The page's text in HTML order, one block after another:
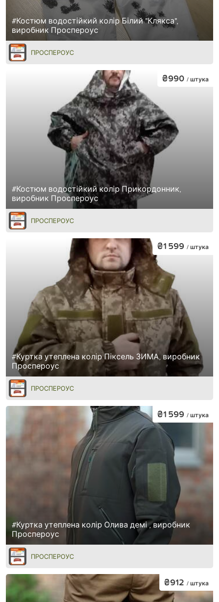
#Костюм водостійкий колір Білий "Клякса",
виробник Проспероус
ПРОСПЕРОУС
#Костюм водостійкий колір Прикордонник,
виробник Проспероус
₴990 / штука
ПРОСПЕРОУС
#Куртка утеплена колір Піксель ЗИМА, виробник
Проспероус
₴1 599 / штука
ПРОСПЕРОУС
#Куртка утеплена колір Олива демі , виробник
Проспероус
₴1 599 / штука
ПРОСПЕРОУС
₴912 / штука